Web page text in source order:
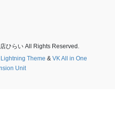
ひらい All Rights Reserved.
Lightning Theme & VK All in One
Unit